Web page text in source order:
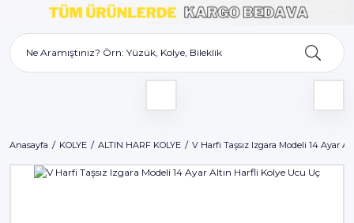
Anasayfa KOLYE ALTIN HARF KOLYE V Harfi Taşsız Izgara Modeli 14 Ayar